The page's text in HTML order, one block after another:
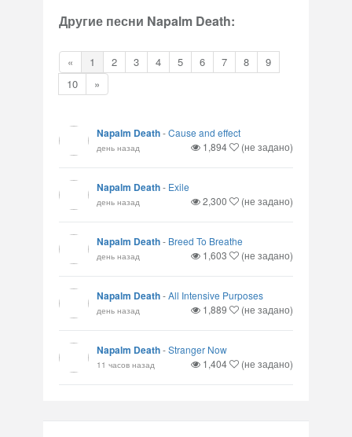
Другие песни Napalm Death:
« 1 2 3 4 5 6 7 8
9
10
»
Napalm Death-Cause and effect
день назад 1,894 (не задано)
Napalm Death- Exile
день назад 2,300 (не задано)
Napalm Death- Breed To Breathe
день назад 1,603 (не задано)
Napalm Death-All Intensive Purposes
день назад 1,889 (не задано)
Napalm Death-Stranger Now
11 часов назад 1,404 (не задано)